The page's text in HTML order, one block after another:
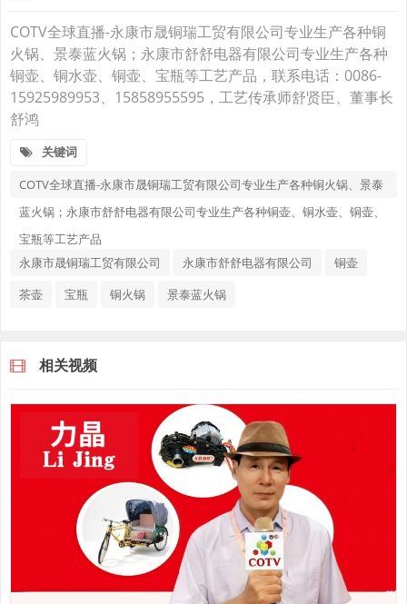
COTV全球直播-永康市晟铜瑞工贸有限公司专业生产各种铜
火锅、景泰蓝火锅；永康市舒舒电器有限公司专业生产各种
铜壶、铜水壶、铜壶、宝瓶等工艺产品，联系电话：0086-
15925989953、15858955595，工艺传承师舒贤臣、董事长
舒鸿
关键词
COTV全球直播-永康市晟铜瑞工贸有限公司专业生产各种铜火锅、景泰
蓝火锅；永康市舒舒电器有限公司专业生产各种铜壶、铜水壶、铜壶、
宝瓶等工艺产品
永康市晟铜瑞工贸有限公司
永康市舒舒电器有限公司
铜壶
茶壶
宝瓶 铜火锅 景泰蓝火锅
相关视频